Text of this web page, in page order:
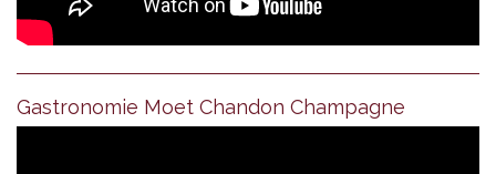
Gastronomie Moet Chandon Champagne